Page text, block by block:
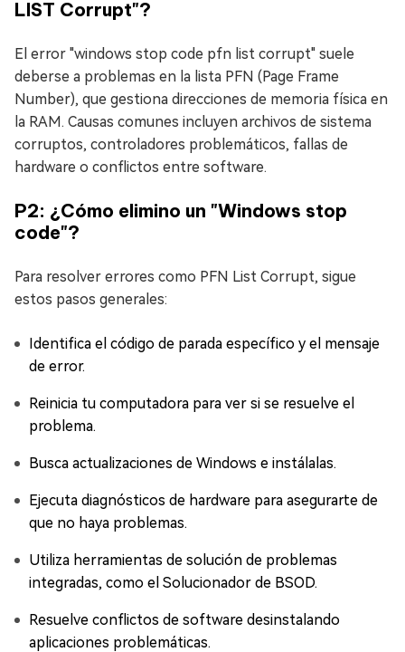
LIST Corrupt"?
El error "windows stop code pfn list corrupt" suele
deberse a problemas en la lista PFN (Page Frame
Number), que gestiona direcciones de memoria física en
la RAM. Causas comunes incluyen archivos de sistema
corruptos, controladores problemáticos, fallas de
hardware o conflictos entre software.
P2: ¿Cómo elimino un "Windows stop
code"?
Para resolver errores como PFN List Corrupt, sigue
estos pasos generales:
Identifica el código de parada específico y el mensaje
de error.
Reinicia tu computadora para ver si se resuelve el
problema.
Busca actualizaciones de Windows e instálalas.
Ejecuta diagnósticos de hardware para asegurarte de
que no haya problemas.
Utiliza herramientas de solución de problemas
integradas, como el Solucionador de BSOD.
Resuelve conflictos de software desinstalando
aplicaciones problemáticas.